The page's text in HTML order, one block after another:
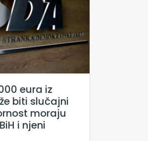
eura iz
biti slučajni
moraju
i njeni